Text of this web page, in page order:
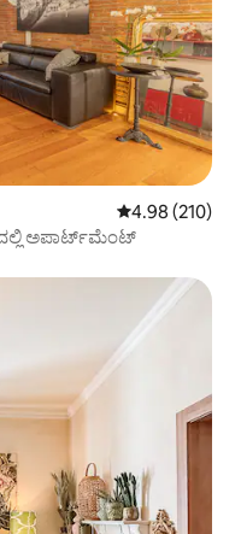
5 ರಲ್ಲಿ 4.98
4.98 (210)
ಅಪಾರ್ಟ್‌ಮೆಂಟ್